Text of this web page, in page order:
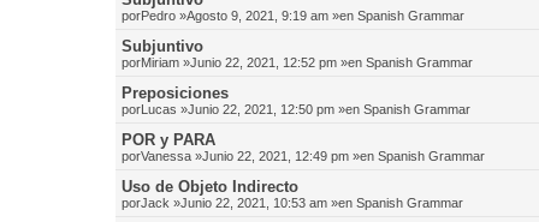
porPedro »Agosto 9, 2021, 9:19 am »en Spanish Grammar
Subjuntivo
porMiriam »Junio 22, 2021, 12:52 pm »en Spanish Grammar
Preposiciones
porLucas »Junio 22, 2021, 12:50 pm »en Spanish Grammar
POR y PARA
porVanessa »Junio 22, 2021, 12:49 pm »en Spanish Grammar
Uso de Objeto Indirecto
porJack »Junio 22, 2021, 10:53 am »en Spanish Grammar